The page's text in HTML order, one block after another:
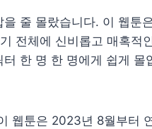
줄 몰랐습니다. 이 웹툰
전체에 신비롭고 매혹적
한 명 한 명에게 쉽게 몰
웹툰은 2023년 8월부터